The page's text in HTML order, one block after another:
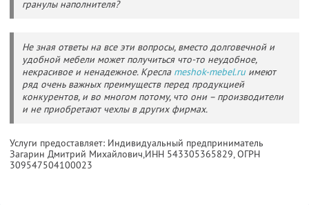
гранулы наполнителя?
Не зная ответы на все эти вопросы, вместо долговечной и
удобной мебели может получиться что-то неудобное,
некрасивое и ненадежное. Кресла meshok-mebel.ru имеют
ряд очень важных преимуществ перед продукцией
конкурентов, и во многом потому, что они – производители
и не приобретают чехлы в других фирмах.
Услуги предоставляет: Индивидуальный предприниматель
Загарин Дмитрий Михайлович,ИНН 543305365829, ОГРН
309547504100023